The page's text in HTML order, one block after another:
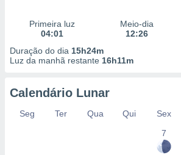
Primeira luz
04:01
Meio-dia
12:26
Duração do dia 15h24m
Luz da manhã restante 16h11m
Calendário Lunar
Seg Ter Qua Qui Sex
7